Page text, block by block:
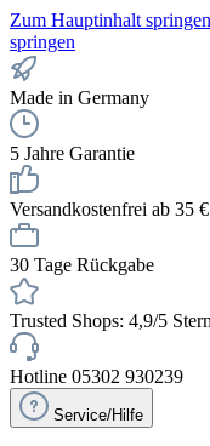
Zum Hauptinhalt springen
springen
Made in Germany
5 Jahre Garantie
Versandkostenfrei ab 35 €
30 Tage Rückgabe
Trusted Shops: 4,9/5
Hotline 05302 930239
Service/Hilfe